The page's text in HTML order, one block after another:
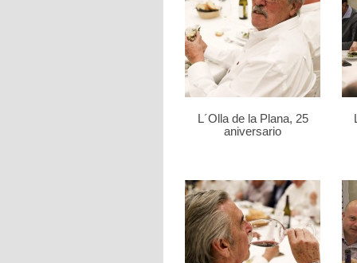
L´Olla de la Plana, 25
aniversario